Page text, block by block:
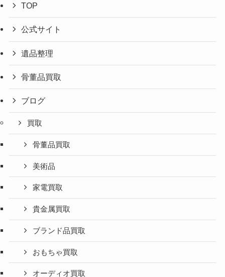
TOP
公式サイト
遺品整理
骨董品買取
ブログ
買取
骨董品買取
美術品
家電買取
貴金属買取
ブランド品買取
おもちゃ買取
オーディオ買取